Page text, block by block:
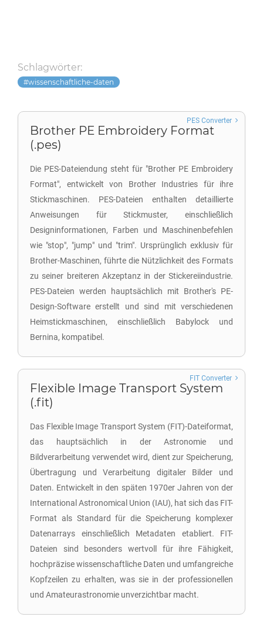
Schlagwörter:
wissenschaftliche-daten
Brother PE Embroidery Format
(.pes)
Die PES-Dateiendung steht für "Brother PE Embroidery
Format", entwickelt von Brother Industries für ihre
Stickmaschinen. PES-Dateien enthalten detaillierte
Anweisungen für Stickmuster, einschließlich
Designinformationen, Farben und Maschinenbefehlen
wie "stop", "jump" und "trim". Ursprünglich exklusiv für
Brother-Maschinen, führte die Nützlichkeit des Formats
zu seiner breiteren Akzeptanz in der Stickereiindustrie.
PES-Dateien werden hauptsächlich mit Brother's PE-
Design-Software erstellt und sind mit verschiedenen
Heimstickmaschinen, einschließlich Babylock und
Bernina, kompatibel.
PES Converter
Flexible Image Transport System
(.fit)
Das Flexible Image Transport System (FIT)-Dateiformat,
das hauptsächlich in der Astronomie und
Bildverarbeitung verwendet wird, dient zur Speicherung,
Übertragung und Verarbeitung digitaler Bilder und
Daten. Entwickelt in den späten 1970er Jahren von der
International Astronomical Union (IAU), hat sich das FIT-
Format als Standard für die Speicherung komplexer
Datenarrays einschließlich Metadaten etabliert. FIT-
Dateien sind besonders wertvoll für ihre Fähigkeit,
hochpräzise wissenschaftliche Daten und umfangreiche
Kopfzeilen zu erhalten, was sie in der professionellen
und Amateurastronomie unverzichtbar macht.
FIT Converter